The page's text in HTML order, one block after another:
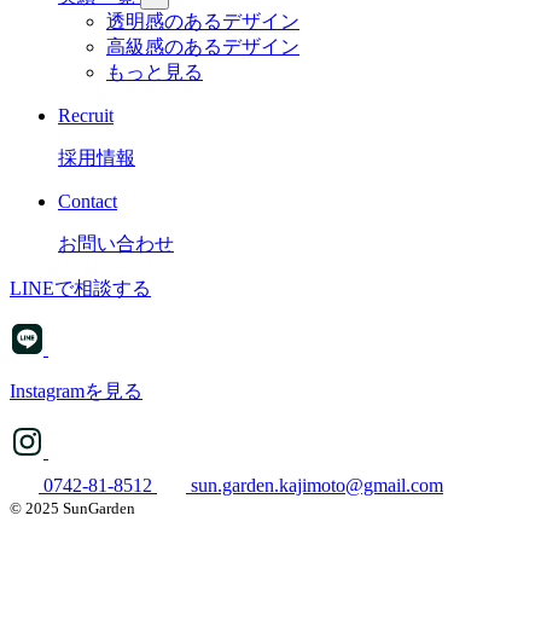
透明感のあるデザイン
高級感のあるデザイン
もっと見る
Recruit
採用情報
Contact
お問い合わせ
LINEで相談する
Instagramを見る
0742-81-8512 sun.garden.kajimoto@gmail.com
© 2025 SunGarden